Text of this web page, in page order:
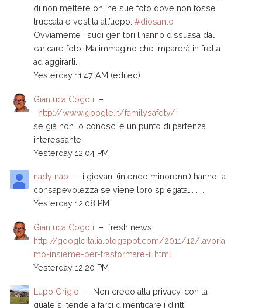
di non mettere online sue foto dove non fosse
truccata e vestita all’uopo. #diosanto
Ovviamente i suoi genitori l’hanno dissuasa dal
caricare foto. Ma immagino che imparerà in fretta
ad aggirarli.
Yesterday 11:47 AM (edited)
Gianluca Cogoli
–
http://www.google.it/familysafety/
se già non lo conosci è un punto di partenza
interessante.
Yesterday 12:04 PM
nady nab – i giovani (intendo minorenni) hanno la
consapevolezza se viene loro spiegata………….
Yesterday 12:08 PM
Gianluca Cogoli – fresh news:
http://googleitalia.blogspot.com/2011/12/lavoria
mo-insieme-per-trasformare-il.html
Yesterday 12:20 PM
Lupo Grigio –
Non credo alla privacy, con la
quale si tende a farci dimenticare i diritti